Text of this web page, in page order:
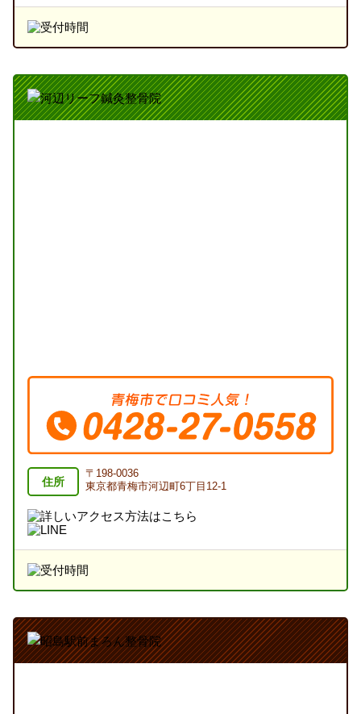
住所
〒198-0036
東京都青梅市河辺町6丁目12-1